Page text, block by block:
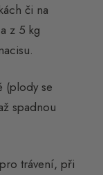
či na
z 5 kg
(plody se
spadnou
trávení, při